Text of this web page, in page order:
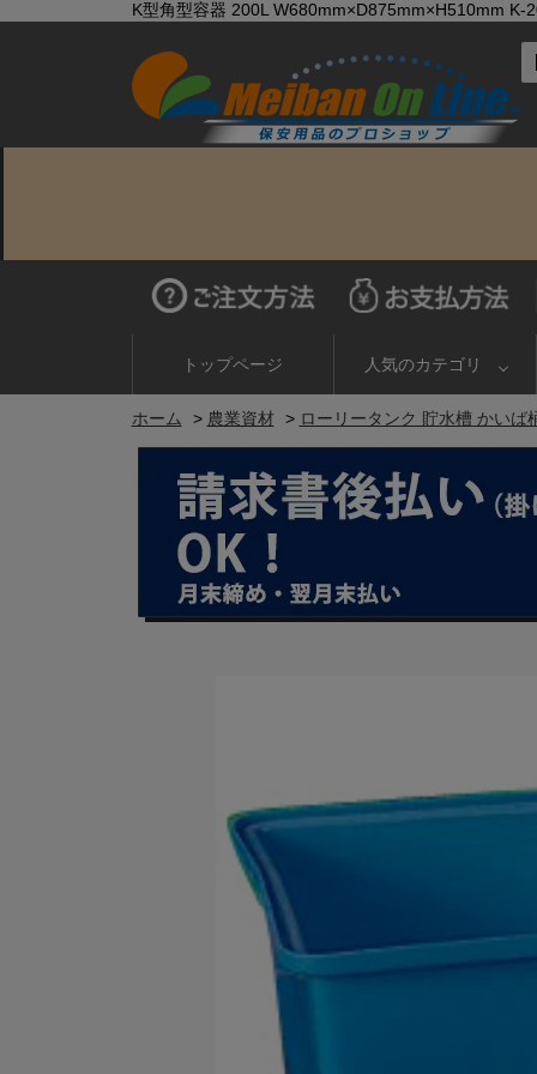
K型角型容器 200L W680mm×D875mm×H510mm K-
トップページ 人気のカテゴリ
ホーム > 農業資材 > ローリータンク 貯水槽 かいば